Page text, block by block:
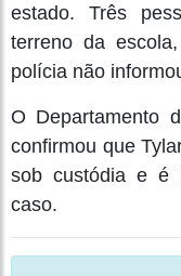
estado. Três
terreno da
polícia não
O Departamento
confirmou que
sob custódia e é
caso.